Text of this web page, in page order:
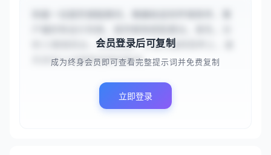
析{{朝南阳台，日照充足，土壤为通用营养土，通
风良好}}对植物选择的影响...
会员登录后可复制
成为终身会员即可查看完整提示词并免费复制
立即登录